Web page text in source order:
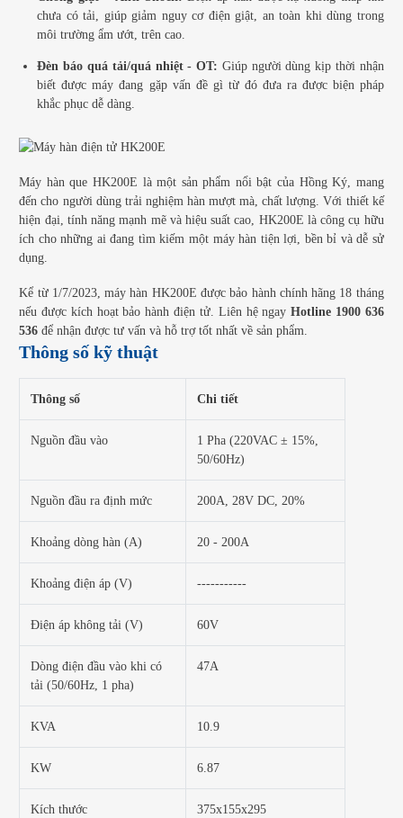
chưa có tải, giúp giảm nguy cơ điện giật, an toàn khi dùng trong
môi trường ẩm ướt, trên cao.
Đèn báo quá tải/quá nhiệt - OT: Giúp người dùng kịp thời nhận
biết được máy đang gặp vấn đề gì từ đó đưa ra được biện pháp
khắc phục dễ dàng.
Máy hàn que HK200E là một sản phẩm nổi bật của Hồng Ký, mang
đến cho người dùng trải nghiệm hàn mượt mà, chất lượng. Với thiết kế
hiện đại, tính năng mạnh mẽ và hiệu suất cao, HK200E là công cụ hữu
ích cho những ai đang tìm kiếm một máy hàn tiện lợi, bền bỉ và dễ sử
dụng.
Kể từ 1/7/2023, máy hàn HK200E được bảo hành chính hãng 18 tháng
nếu được kích hoạt bảo hành điện tử. Liên hệ ngayHotline 1900 636
536 để nhận được tư vấn và hỗ trợ tốt nhất về sản phẩm.
Thông số kỹ thuật
Thông số Chi tiết
Nguồn đầu vào
1 Pha (220VAC ± 15%,
50/60Hz)
Nguồn đầu ra định mức 200A, 28V DC, 20%
Khoảng dòng hàn (A) 20 - 200A
Khoảng điện áp (V) -----------
Điện áp không tải (V) 60V
Dòng điện đầu vào khi có
tải (50/60Hz, 1 pha)
47A
KVA 10.9
KW 6.87
Kích thước
375x155x295